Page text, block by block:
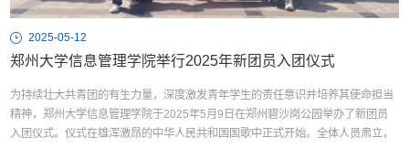
2025-05-12
郑州大学信息管理学院举行2025年新团员入团仪式
为持续壮大共青团的有生力量，深度激发青年学生的责任意识并培养其使命担当
精神，郑州大学信息管理学院于2025年5月9日在郑州碧沙岗公园举办了新团员
入团仪式。仪式在雄浑激昂的中华人民共和国国歌中正式开始。全体人员肃立，